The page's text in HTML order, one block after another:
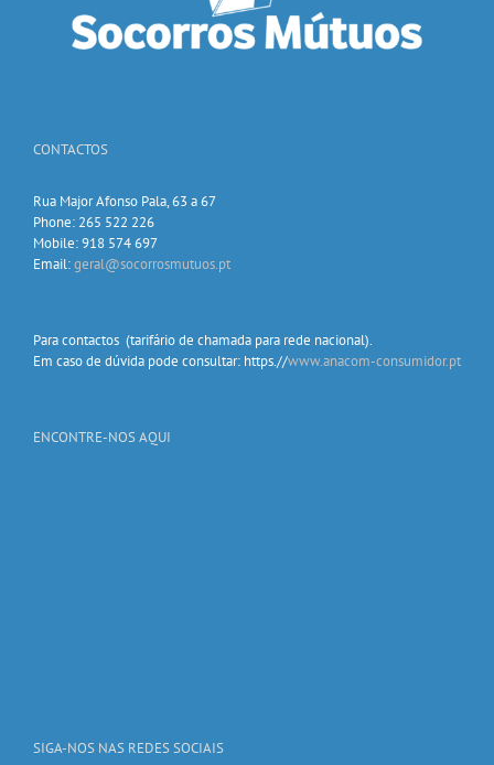
CONTACTOS
Rua Major Afonso Pala, 63 a 67
Phone: 265 522 226
Mobile: 918 574 697
Email:geral@socorrosmutuos.pt
Para contactos (tarifário de chamada para rede nacional).
Em caso de dúvida pode consultar: https.//www.anacom-consumidor.pt
ENCONTRE-NOS AQUI
SIGA-NOS NAS REDES SOCIAIS